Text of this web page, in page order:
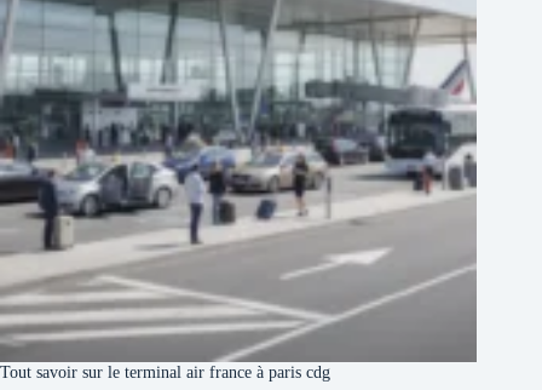
Tout savoir sur le terminal air france à paris cdg